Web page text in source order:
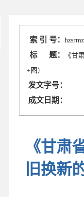
索 引 号：
标 题： 《甘
+图）
发文字号：
成文日期：
《甘肃
旧换新